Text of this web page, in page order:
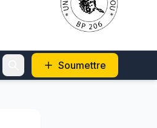
Soumettre